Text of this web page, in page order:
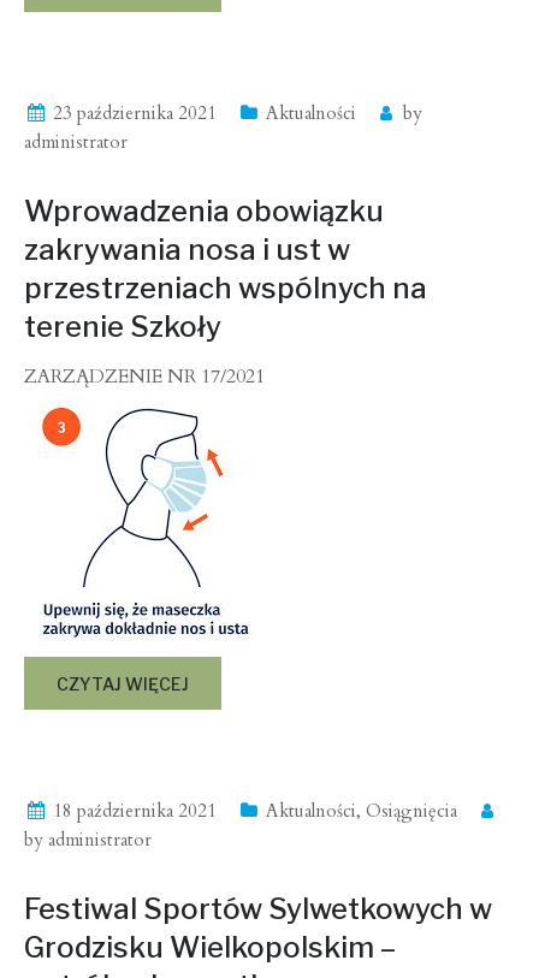
23 października 2021 Aktualności
by
administrator
Wprowadzenia obowiązku
zakrywania nosa i ust w
przestrzeniach wspólnych na
terenie Szkoły
ZARZĄDZENIE NR 17/2021
CZYTAJ WIĘCEJ
18 października 2021 Aktualności, Osiągnięcia
by administrator
Festiwal Sportów Sylwetkowych w
Grodzisku Wielkopolskim –